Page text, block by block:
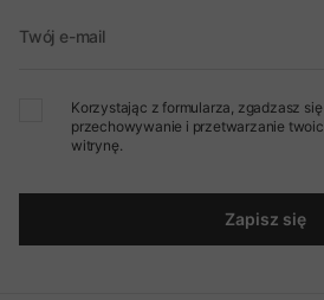
Twój e-mail
Korzystając z formularza, zgadzasz się
przechowywanie i przetwarzanie
witrynę.
Zapisz się